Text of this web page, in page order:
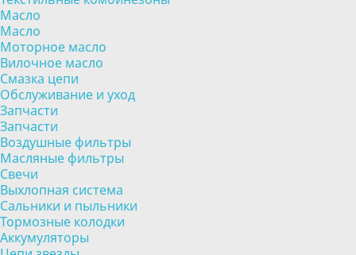
Масло
Масло
Моторное масло
Вилочное масло
Смазка цепи
Обслуживание и уход
Запчасти
Запчасти
Воздушные фильтры
Масляные фильтры
Свечи
Выхлопная система
Сальники и пыльники
Тормозные колодки
Аккумуляторы